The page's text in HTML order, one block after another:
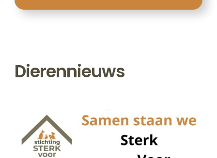
Dierennieuws